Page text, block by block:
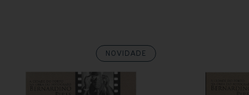
NOVIDADE